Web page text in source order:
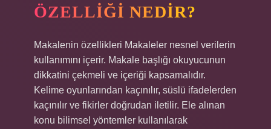
ÖZELLIĞI NEDIR?
Makalenin özellikleri Makaleler nesnel verilerin
kullanımını içerir. Makale başlığı okuyucunun
dikkatini çekmeli ve içeriği kapsamalıdır.
Kelime oyunlarından kaçınılır, süslü ifadelerden
kaçınılır ve fikirler doğrudan iletilir. Ele alınan
konu bilimsel yöntemler kullanılarak